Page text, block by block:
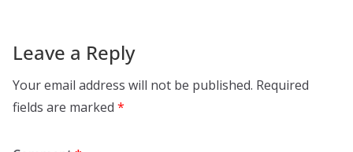
Leave a Reply
Your email address will not be published. Required
fields are marked *